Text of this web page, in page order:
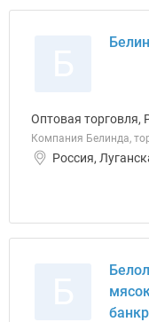
Оптовая торговля,
Компания Белинда,
Россия,